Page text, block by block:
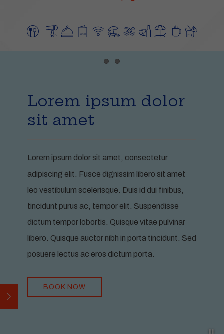
​
Lorem ipsum dolor
sit amet
Lorem ipsum dolor sit amet, consectetur
adipiscing elit. Fusce dignissim libero sit amet
leo vestibulum scelerisque. Duis id dui finibus,
tincidunt purus ac, tempor elit. Suspendisse
dictum tempor lobortis. Quisque vitae pulvinar
libero. Quisque auctor nibh in porta tincidunt. Sed
posuere lectus ac eros dictum porta.
BOOK NOW